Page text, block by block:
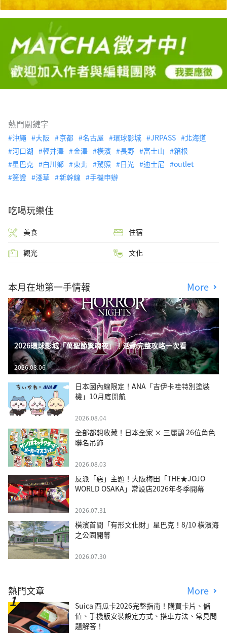
熱門關鍵字
沖繩 大阪 京都 名古屋 環球影城 JRPASS
北海道
河口湖
輕井澤 金澤 橫濱 長野 富士山
箱根
星巴克
白川鄉 東北 駕照 日光 迪士尼
outlet
簽證
淺草 新幹線 手機申辦
吃喝玩樂住
美食 住宿
觀光 文化
本月在地第一手情報 More
2026環球影城「萬聖節驚魂夜」！活動完整攻略一次看
2026.08.06
日本國內線限定！ANA「吉伊卡哇特別塗裝
機」10月底開航
2026.08.04
全部都想收藏！日本全家 × 三麗鷗 26位角色
聯名吊飾
2026.08.03
反派「惡」主題！大阪梅田「THE★JOJO
WORLD OSAKA」常設店2026年冬季開幕
2026.07.31
橫濱首間「有形文化財」星巴克！8/10 橫濱海
之公園開幕
2026.07.30
熱門文章 More
Suica 西瓜卡2026完整指南！購買卡片、儲
值、手機版安裝設定方式、搭車方法、常見問
題解答！